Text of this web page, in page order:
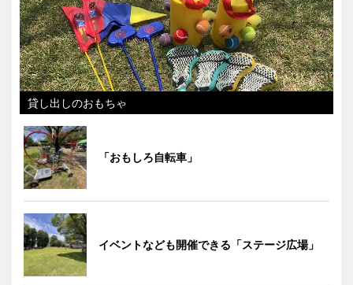
貸し出しのおもちゃ
「おもしろ自転車」
イベントなども開催できる「ステージ広場」